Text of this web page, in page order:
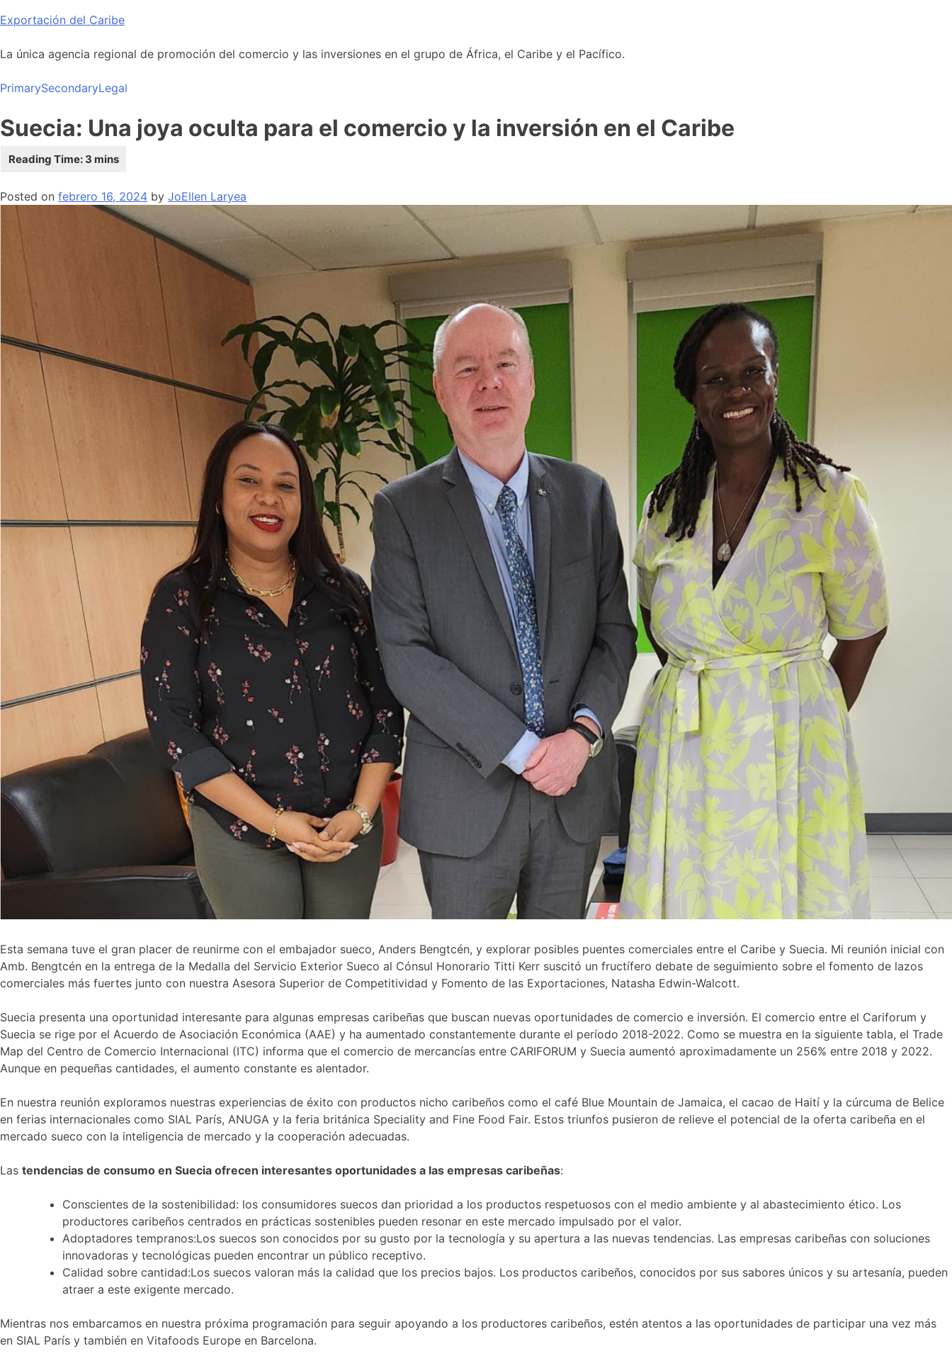
Skip
content
Exportación del Caribe
La única agencia regional de promoción del comercio y las inversiones en el grupo de África, el Caribe y el Pacífico.
PrimarySecondaryLegal
Suecia: Una joya oculta para el comercio y la inversión en el Caribe
Posted on febrero 16, 2024 by JoEllen Laryea
Esta semana tuve el gran placer de reunirme con el embajador sueco, Anders Bengtcén, y explorar posibles puentes comerciales entre el Caribe y Suecia. Mi reunión inicial con
Amb. Bengtcén en la entrega de la Medalla del Servicio Exterior Sueco al Cónsul Honorario Titti Kerr suscitó un fructífero debate de seguimiento sobre el fomento de lazos
comerciales más fuertes junto con nuestra Asesora Superior de Competitividad y Fomento de las Exportaciones, Natasha Edwin-Walcott.
Suecia presenta una oportunidad interesante para algunas empresas caribeñas que buscan nuevas oportunidades de comercio e inversión. El comercio entre el Cariforum y
Suecia se rige por el Acuerdo de Asociación Económica (AAE) y ha aumentado constantemente durante el período 2018-2022. Como se muestra en la siguiente tabla, el Trade
Map del Centro de Comercio Internacional (ITC) informa que el comercio de mercancías entre CARIFORUM y Suecia aumentó aproximadamente un 256% entre 2018 y 2022.
Aunque en pequeñas cantidades, el aumento constante es alentador.
En nuestra reunión exploramos nuestras experiencias de éxito con productos nicho caribeños como el café Blue Mountain de Jamaica, el cacao de Haití y la cúrcuma de Belice
en ferias internacionales como SIAL París, ANUGA y la feria británica Speciality and Fine Food Fair. Estos triunfos pusieron de relieve el potencial de la oferta caribeña en el
mercado sueco con la inteligencia de mercado y la cooperación adecuadas.
Las tendencias de consumo en Suecia ofrecen interesantes oportunidades a las empresas caribeñas:
Conscientes de la sostenibilidad: los consumidores suecos dan prioridad a los productos respetuosos con el medio ambiente y al abastecimiento ético. Los
productores caribeños centrados en prácticas sostenibles pueden resonar en este mercado impulsado por el valor.
Adoptadores tempranos:Los suecos son conocidos por su gusto por la tecnología y su apertura a las nuevas tendencias. Las empresas caribeñas con soluciones
innovadoras y tecnológicas pueden encontrar un público receptivo.
Calidad sobre cantidad:Los suecos valoran más la calidad que los precios bajos. Los productos caribeños, conocidos por sus sabores únicos y su artesanía, pueden
atraer a este exigente mercado.
Mientras nos embarcamos en nuestra próxima programación para seguir apoyando a los productores caribeños, estén atentos a las oportunidades de participar una vez más
en SIAL París y también en Vitafoods Europe en Barcelona.